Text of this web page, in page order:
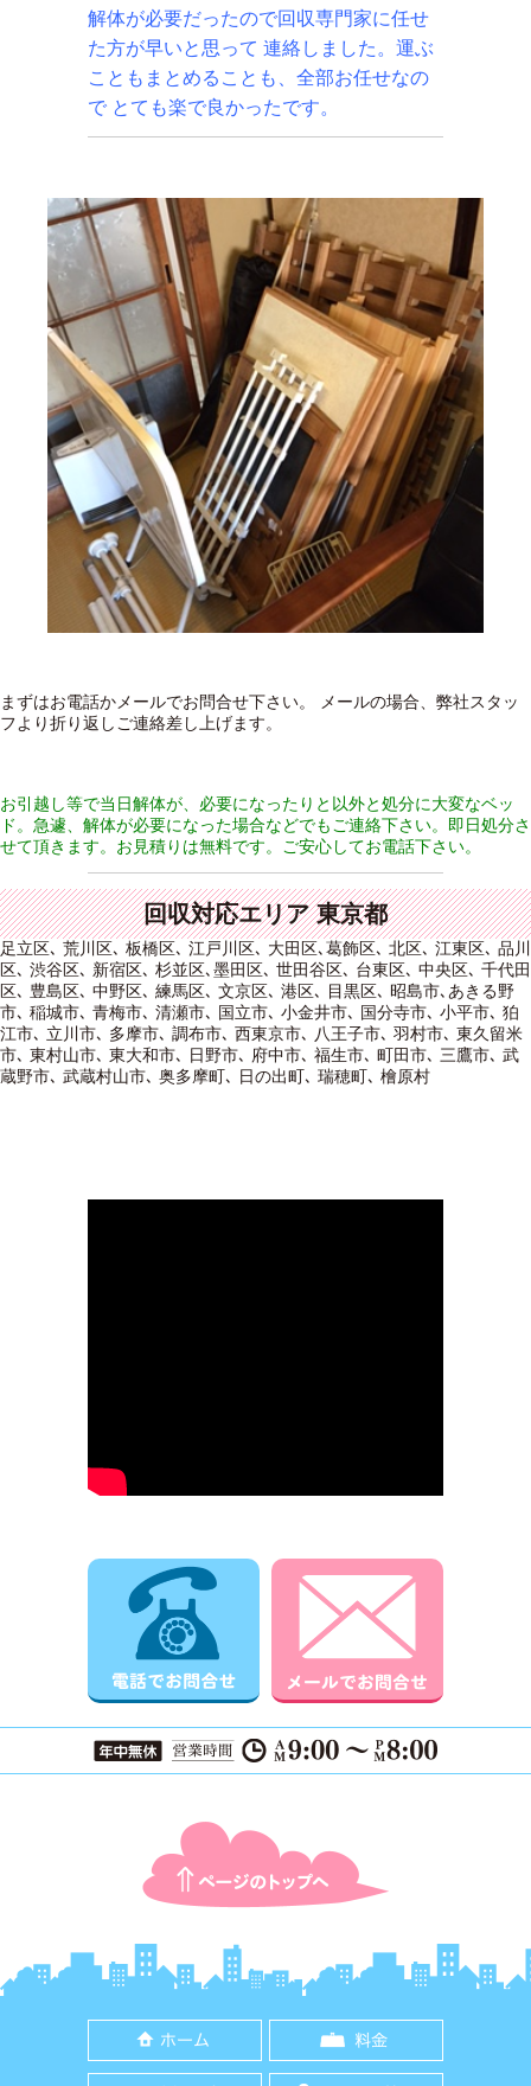
解体が必要だったので回収専門家に任せ
た方が早いと思って 連絡しました。運ぶ
こともまとめることも、全部お任せなの
で とても楽で良かったです。
まずはお電話かメールでお問合せ下さい。 メールの場合、弊社スタッ
フより折り返しご連絡差し上げます。
お引越し等で当日解体が、必要になったりと以外と処分に大変なベッ
ド。急遽、解体が必要になった場合などでもご連絡下さい。即日処分さ
せて頂きます。お見積りは無料です。ご安心してお電話下さい。
回収対応エリア 東京都
足立区､ 荒川区､ 板橋区､ 江戸川区､ 大田区､葛飾区､ 北区､ 江東区､ 品川
区､ 渋谷区､ 新宿区､ 杉並区､墨田区､ 世田谷区､ 台東区､ 中央区､ 千代田
区､ 豊島区､ 中野区､ 練馬区､ 文京区､ 港区､ 目黒区､ 昭島市､あきる野
市､ 稲城市､ 青梅市､ 清瀬市､ 国立市､ 小金井市､ 国分寺市､ 小平市､ 狛
江市､ 立川市､ 多摩市､ 調布市､ 西東京市､ 八王子市､ 羽村市､ 東久留米
市､ 東村山市､ 東大和市､ 日野市､ 府中市､ 福生市､ 町田市､ 三鷹市､ 武
蔵野市､ 武蔵村山市､ 奥多摩町､ 日の出町､ 瑞穂町､ 檜原村
電話でお問合せ